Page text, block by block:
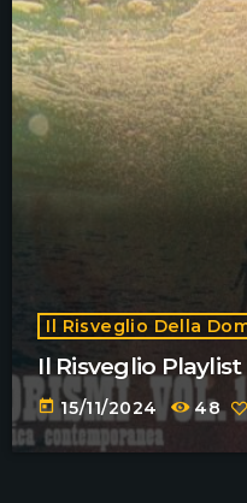
Il Risveglio Della
Il Risveglio
today 15/11/2024 48